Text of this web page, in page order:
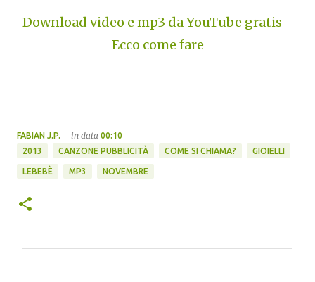
Download video e mp3 da YouTube gratis -
Ecco come fare
FABIAN J.P. in data 00:10
2013
CANZONE PUBBLICITÀ COME SI CHIAMA? GIOIELLI
LEBEBÈ MP3 NOVEMBRE